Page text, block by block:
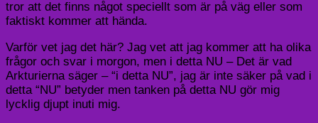
tror att det finns något speciellt som är på väg eller som
faktiskt kommer att hända.
Varför vet jag det här? Jag vet att jag kommer att ha olika
frågor och svar i morgon, men i detta NU – Det är vad
Arkturierna säger – “i detta NU”, jag är inte säker på vad i
detta “NU” betyder men tanken på detta NU gör mig
lycklig djupt inuti mig.